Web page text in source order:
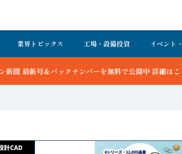
業界トピックス 工場・設備投資 イベント
ックナンバーを無料で公開中 詳細はこちら